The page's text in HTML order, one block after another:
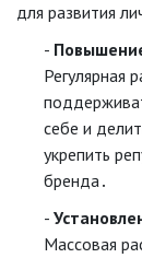
для развития
Регулярная
себе и
укрепить
бренда․
Массовая